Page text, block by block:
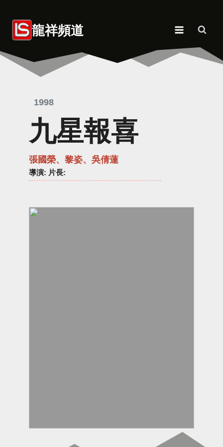
content 龍祥頻道
1998
九星報喜
張國榮、黎姿、吳倩蓮
導演: 片長: